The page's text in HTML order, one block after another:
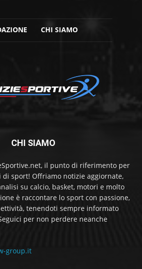
CHI SIAMO
CHI SIAMO
il punto di riferimento per
sport! Offriamo notizie aggiornate,
su calcio, basket, motori e molto
è raccontare lo sport con passione,
tenendoti sempre informato
per non perdere neanche
group.it